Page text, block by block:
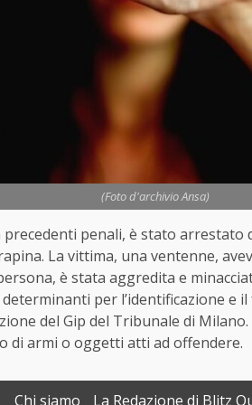
(Foto d'archivio Ansa)
penali, è stato arrestato
La vittima, una ventenne,
è stata aggredita e
per l’identificazione e
del Gip del Tribunale di Milano.
di armi o oggetti atti ad offendere.
Chi siamo La Redazione di Blitz